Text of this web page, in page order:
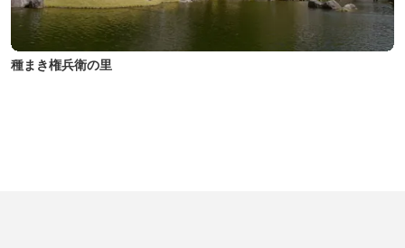
種まき権兵衛の里